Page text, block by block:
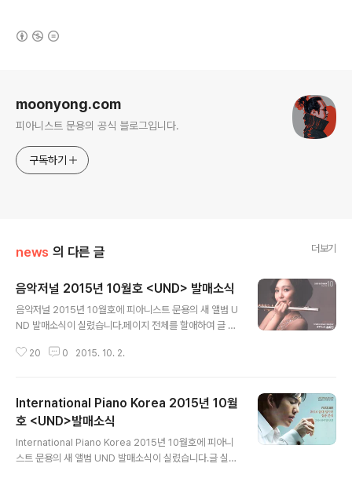
moonyong.com
피아니스트 문용의 공식 블로그입니다.
구독하기
news 의 다른 글 더보기
음악저널 2015년 10월호 <UND> 발매소식
음악저널 2015년 10월호에 피아니스트 문용의 새 앨범 U
ND 발매소식이 실렸습니다.페이지 전체를 할애하여 글 실
S - FRESH TRACK 피아니스트 문용, 8년 만에 새 앨범
기 드문 일이다. 곡 작업에만 7년이 걸렸으며, LP를 제작하
는 데에 여러 시행착오가 있었다고 한다. 전통적인 래커(La
cquer) 제작 방식을 고집하였고, 피아노사운드 구현에 어
려움을 겪었다며 그 이유를 밝히고 있다. 유서 깊은 독일의
20 0 2015. 10. 2.
International Piano Korea 2015년 10월
호 <UND>발매소식
International Piano Korea 2015년 10월호에 피아니
스트 문용의 새 앨범 UND 발매소식이 실렸습니다.글 실어